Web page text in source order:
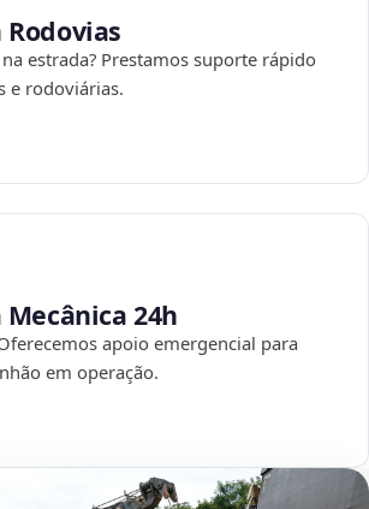
estrada? Prestamos suporte rápido
e rodoviárias.
24h
apoio emergencial para
em operação.